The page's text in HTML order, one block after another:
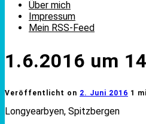
Über mich
Impressum
Mein RSS-Feed
1.6.2016 um
Veröffentlicht on 2. Juni 2016 1
Longyearbyen, Spitzbergen